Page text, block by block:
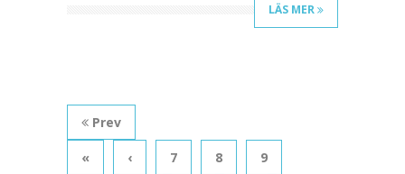
LÄS MER
Prev
« ‹ 7 8 9